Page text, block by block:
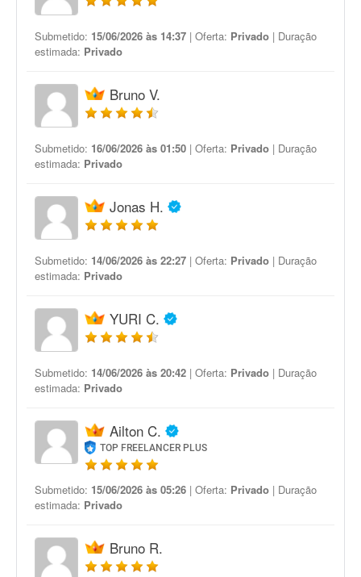
Submetido: 15/06/2026 às 14:37 | Oferta: Privado | Duração
estimada: Privado
Bruno V.
Submetido: 16/06/2026 às 01:50 | Oferta: Privado | Duração
estimada: Privado
Jonas H.
Submetido: 14/06/2026 às 22:27 | Oferta: Privado | Duração
estimada: Privado
YURI C.
Submetido: 14/06/2026 às 20:42 | Oferta: Privado | Duração
estimada: Privado
Ailton C.
TOP FREELANCER PLUS
Submetido: 15/06/2026 às 05:26 | Oferta: Privado | Duração
estimada: Privado
Bruno R.